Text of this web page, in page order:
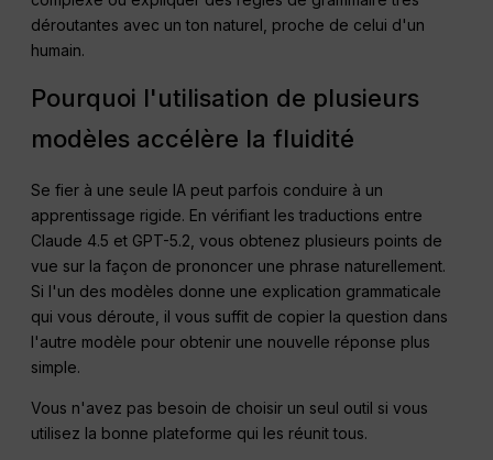
déroutantes avec un ton naturel, proche de celui d'un
humain.
Pourquoi l'utilisation de plusieurs
modèles accélère la fluidité
Se fier à une seule IA peut parfois conduire à un
apprentissage rigide. En vérifiant les traductions entre
Claude 4.5 et GPT-5.2, vous obtenez plusieurs points de
vue sur la façon de prononcer une phrase naturellement.
Si l'un des modèles donne une explication grammaticale
qui vous déroute, il vous suffit de copier la question dans
l'autre modèle pour obtenir une nouvelle réponse plus
simple.
Vous n'avez pas besoin de choisir un seul outil si vous
utilisez la bonne plateforme qui les réunit tous.